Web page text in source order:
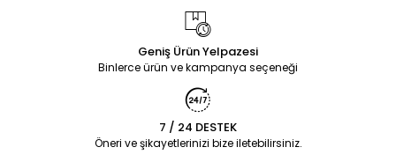
Geniş Ürün Yelpazesi
Binlerce ürün ve kampanya seçeneği
7 / 24 DESTEK
Öneri ve şikayetlerinizi bize iletebilirsiniz.